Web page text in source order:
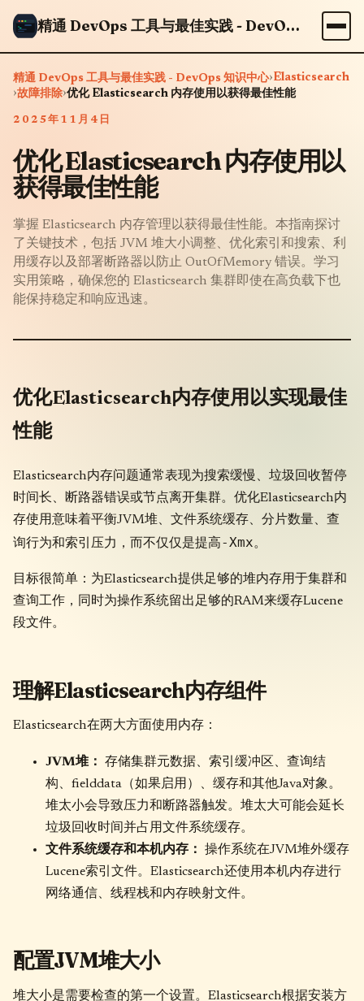
精通 DevOps 工具与最佳实践 - DevOps 知识中心
精通 DevOps 工具与最佳实践 - DevOps 知识中心›Elasticsearch
›故障排除›优化 Elasticsearch 内存使用以获得最佳性能
2025年11月4日
优化 Elasticsearch 内存使用以
获得最佳性能
掌握 Elasticsearch 内存管理以获得最佳性能。本指南探讨
了关键技术，包括 JVM 堆大小调整、优化索引和搜索、利
用缓存以及部署断路器以防止 OutOfMemory 错误。学习
实用策略，确保您的 Elasticsearch 集群即使在高负载下也
能保持稳定和响应迅速。
优化Elasticsearch内存使用以实现最佳
性能
Elasticsearch内存问题通常表现为搜索缓慢、垃圾回收暂停
时间长、断路器错误或节点离开集群。优化Elasticsearch内
存使用意味着平衡JVM堆、文件系统缓存、分片数量、查
询行为和索引压力，而不仅仅是提高-Xmx。
目标很简单：为Elasticsearch提供足够的堆内存用于集群和
查询工作，同时为操作系统留出足够的RAM来缓存Lucene
段文件。
理解Elasticsearch内存组件
Elasticsearch在两大方面使用内存：
JVM堆：
存储集群元数据、索引缓冲区、查询结
构、fielddata（如果启用）、缓存和其他Java对象。
堆太小会导致压力和断路器触发。堆太大可能会延长
垃圾回收时间并占用文件系统缓存。
文件系统缓存和本机内存：
操作系统在JVM堆外缓存
Lucene索引文件。Elasticsearch还使用本机内存进行
网络通信、线程栈和内存映射文件。
配置JVM堆大小
堆大小是需要检查的第一个设置。Elasticsearch根据安装方